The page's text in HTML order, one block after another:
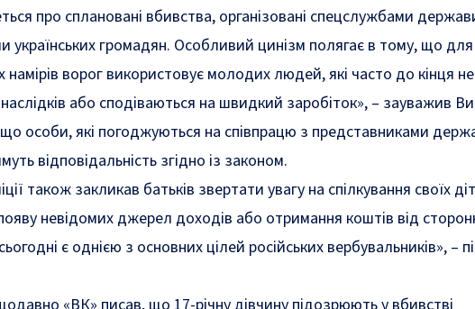
про сплановані вбивства, організовані спецслужбами
українських громадян. Особливий цинізм полягає в тому, що для
намірів ворог використовує молодих людей, які часто до кінця не
або сподіваються на швидкий заробіток», – зауважив
що особи, які погоджуються на співпрацю з представниками
відповідальність згідно із законом.
також закликав батьків звертати увагу на спілкування своїх
невідомих джерел доходів або отримання коштів від
є однією з основних цілей російських вербувальників», –